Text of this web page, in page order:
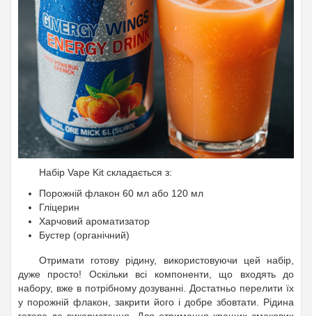
Набір Vape Kit складається з:
Порожній флакон 60 мл або 120 мл
Гліцерин
Харчовий ароматизатор
Бустер (органічний)
Отримати готову рідину, використовуючи цей набір,
дуже просто! Оскільки всі компоненти, що входять до
набору, вже в потрібному дозуванні. Достатньо перелити їх
у порожній флакон, закрити його і добре збовтати. Рідина